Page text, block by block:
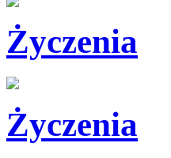
Życzenia
Życzenia